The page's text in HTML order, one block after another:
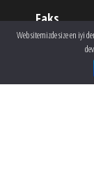
Faks
Web sitemizde size en iyi